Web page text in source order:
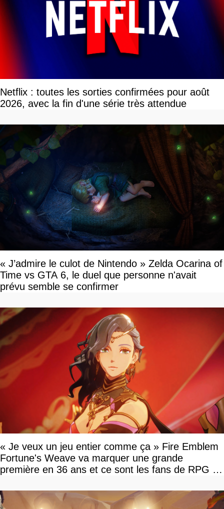
Netflix : toutes les sorties confirmées pour août
2026, avec la fin d'une série très attendue
« J’admire le culot de Nintendo » Zelda Ocarina of
Time vs GTA 6, le duel que personne n'avait
prévu semble se confirmer
« Je veux un jeu entier comme ça » Fire Emblem
Fortune's Weave va marquer une grande
première en 36 ans et ce sont les fans de RPG en